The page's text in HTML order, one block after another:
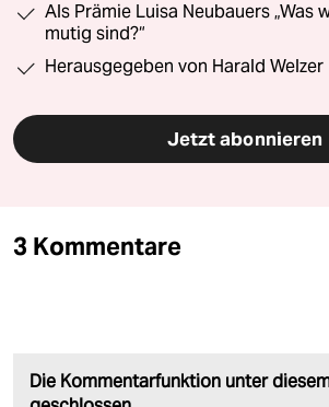
Als Prämie Luisa Neubauers „Was
mutig sind?“
Herausgegeben von Harald Welzer
Jetzt abonnieren
3 Kommentare
Die Kommentarfunktion unter